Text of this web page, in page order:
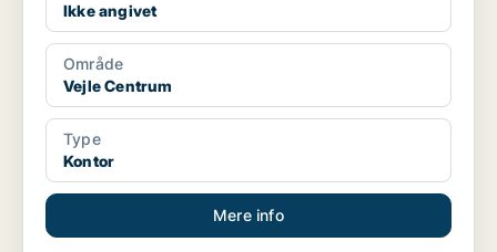
Ikke angivet
Område
Vejle Centrum
Type
Kontor
Mere info